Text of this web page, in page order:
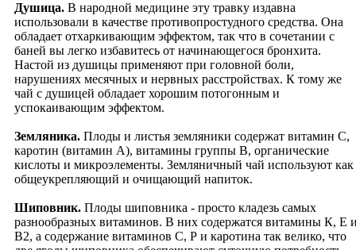
Люди культуры
Мероприятия
Анонс мероприятий
Архив мероприятий
Праздники
Интервью
Видео-культуротека
Новости
Музеи
ВедКультура
ФилософияВеданты
Боги и святые
Истории о сиддхах
Ведическая Русь
Разное ведическое
Душица. В народной медицине эту травку издавна
использовали в качестве противопростудного средства. Она
обладает отхаркивающим эффектом, так что в сочетании с
баней вы легко избавитесь от начинающегося бронхита.
Настой из душицы применяют при головной боли,
нарушениях месячных и нервных расстройствах. К тому же
чай с душицей обладает хорошим потогонным и
успокаивающим эффектом.
Земляника. Плоды и листья земляники содержат витамин С,
каротин (витамин А), витамины группы В, органические
кислоты и микроэлементы. Земляничный чай используют как
общеукрепляющий и очищающий напиток.
Шиповник. Плоды шиповника - просто кладезь самых
разнообразных витаминов. В них содержатся витамины К, Е
В2, а содержание витаминов С, Р и каротина так велико, что